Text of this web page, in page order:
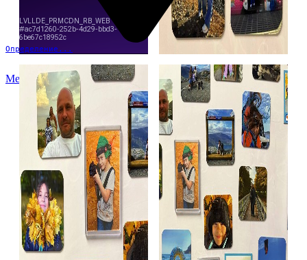
Определение...
Меню